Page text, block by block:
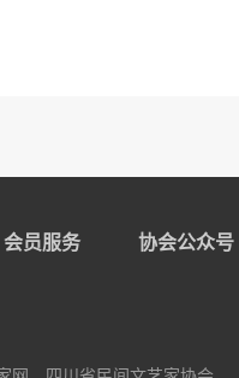
会员服务 协会公众号